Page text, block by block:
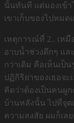
นั้นทันที แต่มองเข้า
เขาเก็บของไปหมด
เหตุการณ์ที่ 2.. เหมื
อาบน้ำช่วงดึกๆ แล
กว่าเดิม คือเห็นเป็
ปฏิกิริยาของเธอจ
คิดว่าต้องเป็นคนผู
บ้านหลังนั้น ไปที่จุด
ความสงสัย ผมก็เล